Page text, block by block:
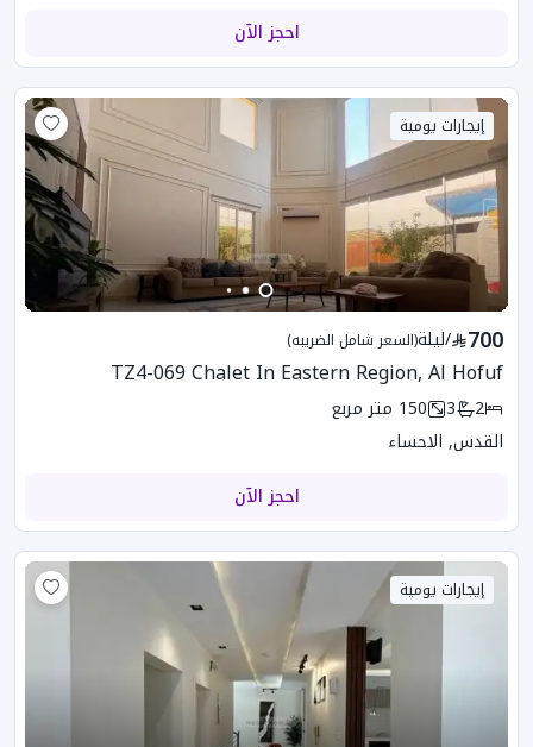
احجز الآن
إيجارات يومية
700
/ليلة(السعر شامل الضريبه)
TZ4-069 Chalet In Eastern Region, Al Hofuf
2
3
150 متر مربع
القدس, الاحساء
احجز الآن
إيجارات يومية